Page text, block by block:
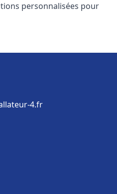
personnalisées pour
4.fr